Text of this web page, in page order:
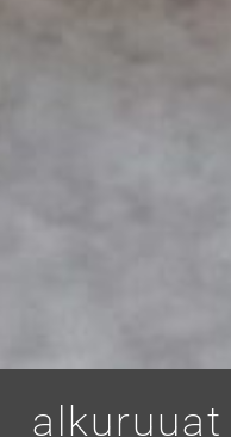
alkuruuat